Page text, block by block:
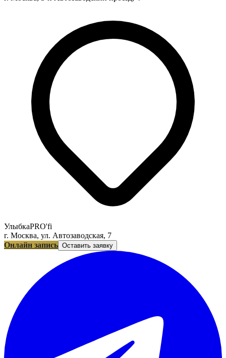
УлыбкаPRO'fi
г. Москва, ул. Автозаводская, 7
Онлайн запись Оставить заявку